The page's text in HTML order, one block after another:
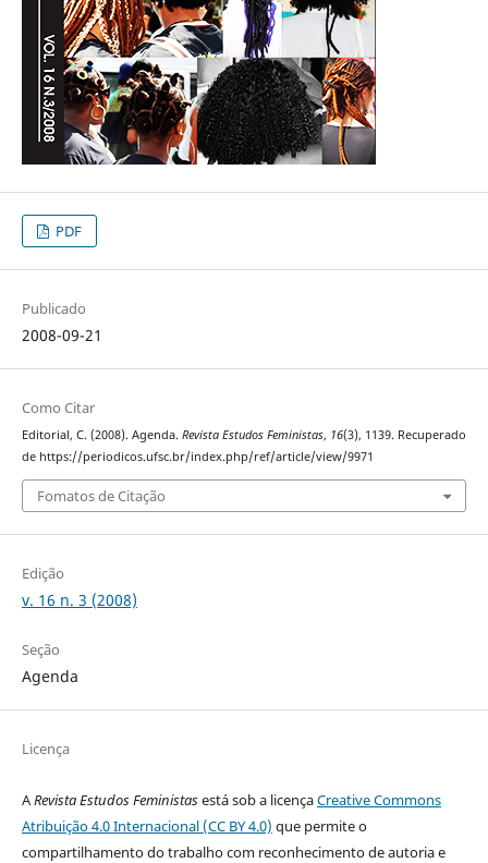
PDF
Publicado
2008-09-21
Como Citar
Editorial, C. (2008). Agenda. Revista Estudos Feministas, 16(3), 1139. Recuperado
de https://periodicos.ufsc.br/index.php/ref/article/view/9971
Fomatos de Citação
Edição
v. 16 n. 3 (2008)
Seção
Agenda
Licença
ARevista Estudos Feministasestá sob a licençaCreative Commons
Atribuição 4.0 Internacional (CC BY 4.0) que permite o
compartilhamento do trabalho com reconhecimento de autoria e